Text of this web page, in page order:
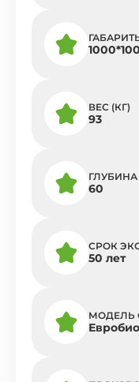
ВЕС (КГ)
93
60
СРОК
50 лет
МОДЕЛЬ